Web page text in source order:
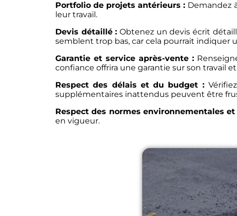
Portfolio de projets antérieurs : Demandez
leur travail.
Devis détaillé : Obtenez un devis écrit
semblent trop bas, car cela pourrait indiquer
Garantie et service après-vente :
confiance offrira une garantie sur son travail
Respect des délais et du budget :
supplémentaires inattendus peuvent être
Respect des normes environnementales
en vigueur.